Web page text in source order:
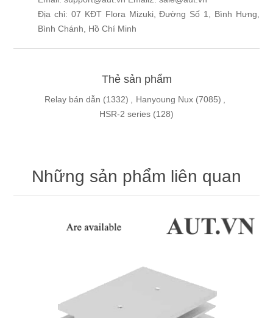
Địa chỉ: 07 KĐT Flora Mizuki, Đường Số 1, Bình Hưng,
Bình Chánh, Hồ Chí Minh
Thẻ sản phẩm
Relay bán dẫn (1332) , Hanyoung Nux (7085) ,
HSR-2 series (128)
Những sản phẩm liên quan